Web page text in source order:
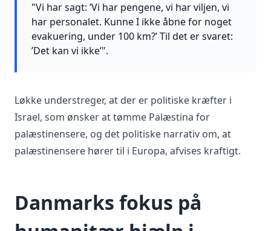
"Vi har sagt: ’Vi har pengene, vi har viljen, vi
har personalet. Kunne I ikke åbne for noget
evakuering, under 100 km?’ Til det er svaret:
’Det kan vi ikke’".
Løkke understreger, at der er politiske kræfter i
Israel, som ønsker at tømme Palæstina for
palæstinensere, og det politiske narrativ om, at
palæstinensere hører til i Europa, afvises kraftigt.
Danmarks fokus på